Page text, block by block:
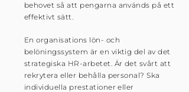
behovet så att pengarna används på ett
effektivt sätt.
En organisations lön- och
belöningssystem är en viktig del av det
strategiska HR-arbetet. Är det svårt att
rekrytera eller behålla personal? Ska
individuella prestationer eller